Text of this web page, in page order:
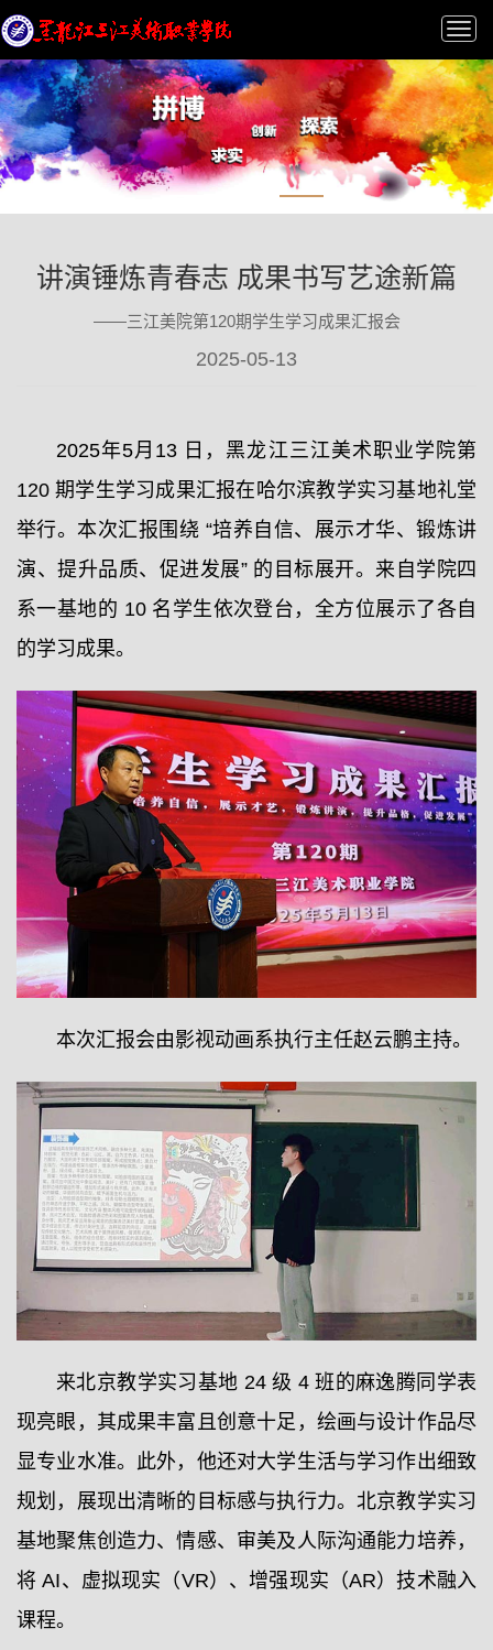
讲演锤炼青春志 成果书写艺途新篇
——三江美院第120期学生学习成果汇报会
2025-05-13
2025年5月13 日，黑龙江三江美术职业学院第
120 期学生学习成果汇报在哈尔滨教学实习基地礼堂
举行。本次汇报围绕 “培养自信、展示才华、锻炼讲
演、提升品质、促进发展” 的目标展开。来自学院四
系一基地的 10 名学生依次登台，全方位展示了各自
的学习成果。
本次汇报会由影视动画系执行主任赵云鹏主持。
来北京教学实习基地 24 级 4 班的麻逸腾同学表
现亮眼，其成果丰富且创意十足，绘画与设计作品尽
显专业水准。此外，他还对大学生活与学习作出细致
规划，展现出清晰的目标感与执行力。北京教学实习
基地聚焦创造力、情感、审美及人际沟通能力培养，
将 AI、虚拟现实（VR）、增强现实（AR）技术融入
课程。